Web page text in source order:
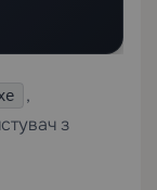
,
з